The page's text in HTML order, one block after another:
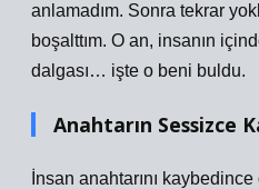
anlamadım. Sonra tekrar
boşalttım. O an, insanın
dalgası… işte o beni buldu.
Anahtarın Sessizce
İnsan anahtarını